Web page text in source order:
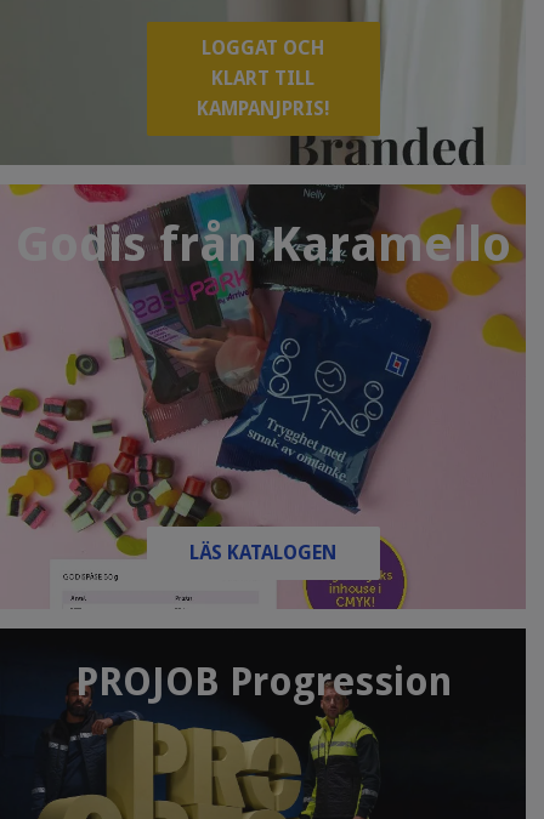
LOGGAT OCH
KLART TILL
KAMPANJPRIS!
Godis från Karamello
LÄS KATALOGEN
PROJOB Progression